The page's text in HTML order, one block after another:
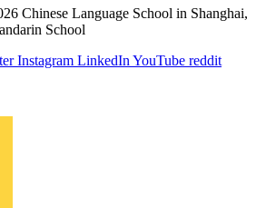
Chinese Language School in Shanghai,
School
Instagram LinkedIn YouTube reddit